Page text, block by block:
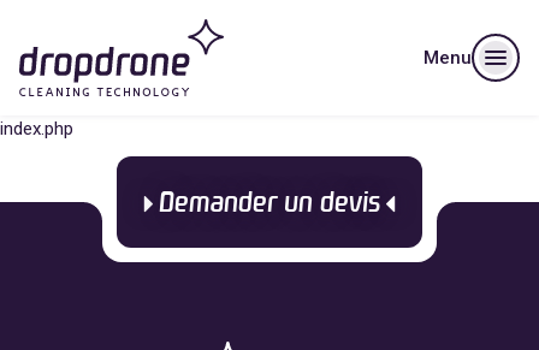
Menu
index.php
Demander un devis